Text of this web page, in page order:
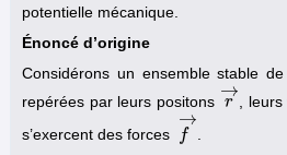
potentielle mécanique.
Énoncé d’origine
Considérons un ensemble stable
repérées par leurs positons r
→
r→ ,
s’exercent des forces
f
→
→ .